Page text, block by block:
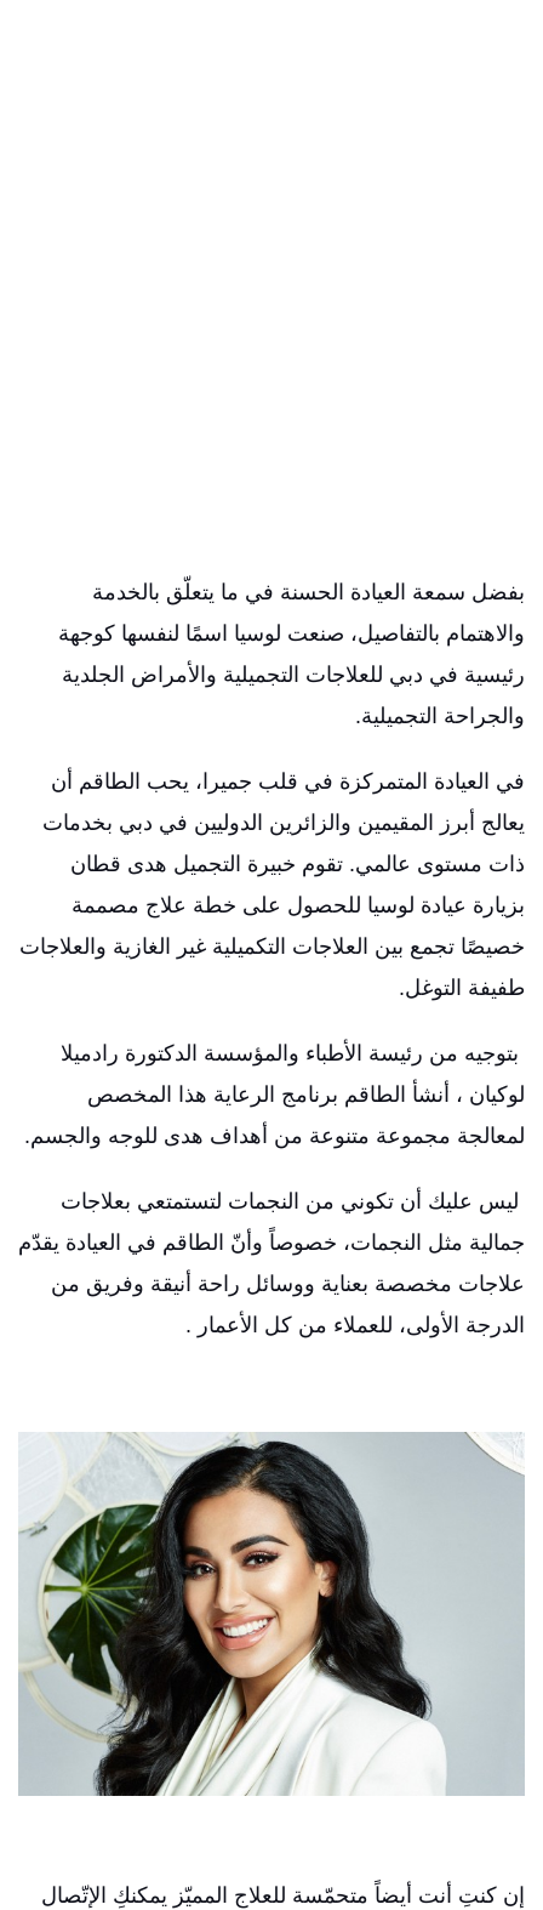
بفضل سمعة العيادة الحسنة في ما يتعلّق بالخدمة
والاهتمام بالتفاصيل، صنعت لوسيا اسمًا لنفسها كوجهة
رئيسية في دبي للعلاجات التجميلية والأمراض الجلدية
والجراحة التجميلية.
في العيادة المتمركزة في قلب جميرا، يحب الطاقم أن
يعالج أبرز المقيمين والزائرين الدوليين في دبي بخدمات
ذات مستوى عالمي. تقوم خبيرة التجميل هدى قطان
بزيارة عيادة لوسيا للحصول على خطة علاج مصممة
خصيصًا تجمع بين العلاجات التكميلية غير الغازية والعلاجات
طفيفة التوغل.
بتوجيه من رئيسة الأطباء والمؤسسة الدكتورة رادميلا
لوكيان ، أنشأ الطاقم برنامج الرعاية هذا المخصص
لمعالجة مجموعة متنوعة من أهداف هدى للوجه والجسم.
ليس عليك أن تكوني من النجمات لتستمتعي بعلاجات
جمالية مثل النجمات، خصوصاً وأنّ الطاقم في العيادة يقدّم
علاجات مخصصة بعناية ووسائل راحة أنيقة وفريق من
الدرجة الأولى، للعملاء من كل الأعمار .
إن كنتِ أنت أيضاً متحمّسة للعلاج المميّز يمكنكِ الإتّصال